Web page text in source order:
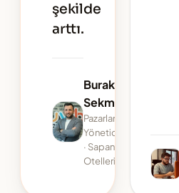
şekilde
arttı.
Burak
Sekmen
Pazarlama
Yöneticisi
· Sapanca
Otelleri